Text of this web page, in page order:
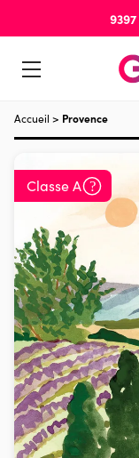
9397
Accueil > Provence
Classe A